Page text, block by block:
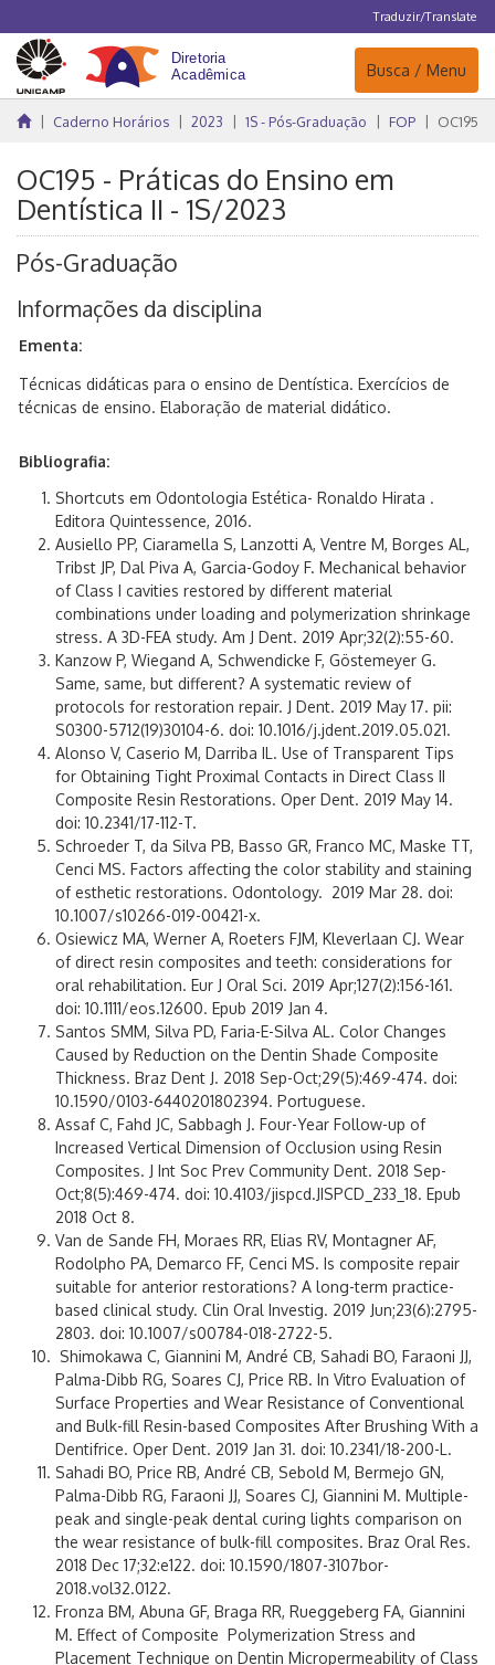
Traduzir/Translate
Navegação
Busca / Menu
Caderno Horários 2023 1S - Pós-Graduação FOP OC195
OC195 - Práticas do Ensino em
Dentística II - 1S/2023
Pós-Graduação
Informações da disciplina
Ementa:
Técnicas didáticas para o ensino de Dentística. Exercícios de
técnicas de ensino. Elaboração de material didático.
Bibliografia:
Shortcuts em Odontologia Estética- Ronaldo Hirata .
Editora Quintessence, 2016.
Ausiello PP, Ciaramella S, Lanzotti A, Ventre M, Borges AL,
Tribst JP, Dal Piva A, Garcia-Godoy F. Mechanical behavior
of Class I cavities restored by different material
combinations under loading and polymerization shrinkage
stress. A 3D-FEA study. Am J Dent. 2019 Apr;32(2):55-60.
Kanzow P, Wiegand A, Schwendicke F, Göstemeyer G.
Same, same, but different? A systematic review of
protocols for restoration repair. J Dent. 2019 May 17. pii:
S0300-5712(19)30104-6. doi: 10.1016/j.jdent.2019.05.021.
Alonso V, Caserio M, Darriba IL. Use of Transparent Tips
for Obtaining Tight Proximal Contacts in Direct Class II
Composite Resin Restorations. Oper Dent. 2019 May 14.
doi: 10.2341/17-112-T.
Schroeder T, da Silva PB, Basso GR, Franco MC, Maske TT,
Cenci MS. Factors affecting the color stability and staining
of esthetic restorations. Odontology. 2019 Mar 28. doi:
10.1007/s10266-019-00421-x.
Osiewicz MA, Werner A, Roeters FJM, Kleverlaan CJ. Wear
of direct resin composites and teeth: considerations for
oral rehabilitation. Eur J Oral Sci. 2019 Apr;127(2):156-161.
doi: 10.1111/eos.12600. Epub 2019 Jan 4.
Santos SMM, Silva PD, Faria-E-Silva AL. Color Changes
Caused by Reduction on the Dentin Shade Composite
Thickness. Braz Dent J. 2018 Sep-Oct;29(5):469-474. doi:
10.1590/0103-6440201802394. Portuguese.
Assaf C, Fahd JC, Sabbagh J. Four-Year Follow-up of
Increased Vertical Dimension of Occlusion using Resin
Composites. J Int Soc Prev Community Dent. 2018 Sep-
Oct;8(5):469-474. doi: 10.4103/jispcd.JISPCD_233_18. Epub
2018 Oct 8.
Van de Sande FH, Moraes RR, Elias RV, Montagner AF,
Rodolpho PA, Demarco FF, Cenci MS. Is composite repair
suitable for anterior restorations? A long-term practice-
based clinical study. Clin Oral Investig. 2019 Jun;23(6):2795-
2803. doi: 10.1007/s00784-018-2722-5.
Shimokawa C, Giannini M, André CB, Sahadi BO, Faraoni JJ,
Palma-Dibb RG, Soares CJ, Price RB. In Vitro Evaluation of
Surface Properties and Wear Resistance of Conventional
and Bulk-fill Resin-based Composites After Brushing With a
Dentifrice. Oper Dent. 2019 Jan 31. doi: 10.2341/18-200-L.
Sahadi BO, Price RB, André CB, Sebold M, Bermejo GN,
Palma-Dibb RG, Faraoni JJ, Soares CJ, Giannini M. Multiple-
peak and single-peak dental curing lights comparison on
the wear resistance of bulk-fill composites. Braz Oral Res.
2018 Dec 17;32:e122. doi: 10.1590/1807-3107bor-
2018.vol32.0122.
Fronza BM, Abuna GF, Braga RR, Rueggeberg FA, Giannini
M. Effect of Composite Polymerization Stress and
Placement Technique on Dentin Micropermeability of Class